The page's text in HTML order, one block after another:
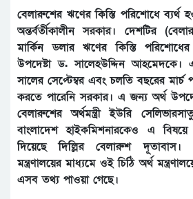
বেলারুশের ঋণের কিস্তি পরিশোধে ব্যর্থ
অন্তর্বর্তীকালীন সরকার। দেশটির
মার্কিন ডলার ঋণের কিস্তি
উপদেষ্টা ড. সালেহউদ্দিন
সালের সেপ্টেম্বর এবং চলতি বছরের মার্চ
করতে পারেনি সরকার। এ জন্য অর্থ
বেলারুশের অর্থমন্ত্রী ইউরি
বাংলাদেশ হাইকমিশনারকেও এ
দিয়েছে দিল্লির বেলারুশ দূতাবাস।
মন্ত্রণালয়ের মাধ্যমে ওই চিঠি অর্থ
এসব তথ্য পাওয়া গেছে।